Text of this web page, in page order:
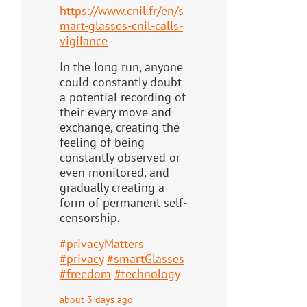
https://www.cnil.fr/en/s
mart-glasses-cnil-calls-
vigilance
In the long run, anyone
could constantly doubt
a potential recording of
their every move and
exchange, creating the
feeling of being
constantly observed or
even monitored, and
gradually creating a
form of permanent self-
censorship.
#privacyMatters
#privacy #smartGlasses
#freedom #technology
about 3 days ago